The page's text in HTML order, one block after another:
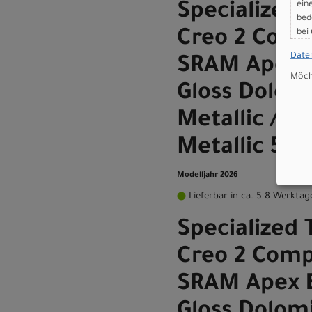
Specialized
Creo 2
SRAM Apex
Gloss
Metallic /
Metallic 54
Modelljahr 2026
Lieferbar in ca. 5-8
Specialized
Creo 2
SRAM Apex
bei